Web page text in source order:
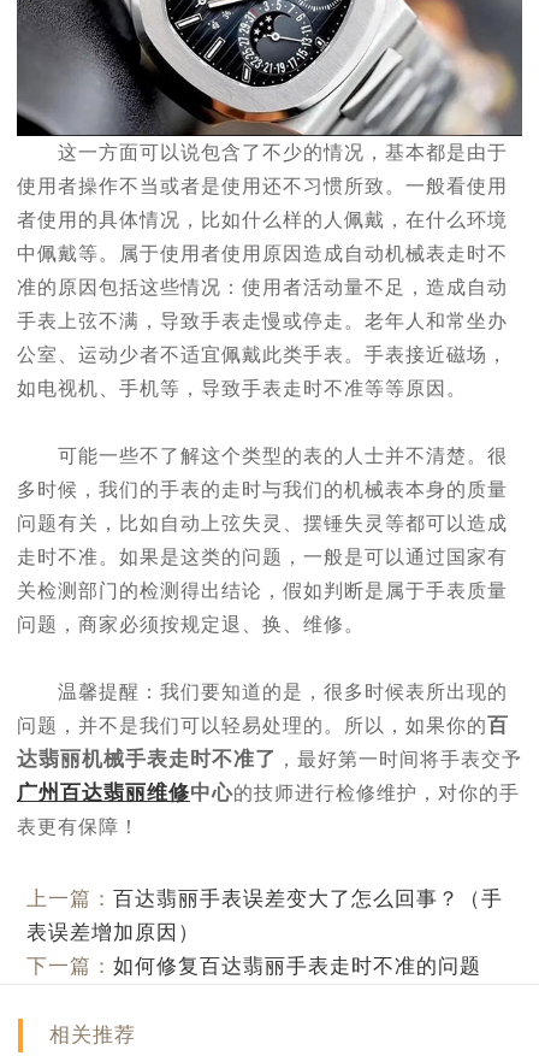
这一方面可以说包含了不少的情况，基本都是由于
使用者操作不当或者是使用还不习惯所致。一般看使用
者使用的具体情况，比如什么样的人佩戴，在什么环境
中佩戴等。属于使用者使用原因造成自动机械表走时不
准的原因包括这些情况：使用者活动量不足，造成自动
手表上弦不满，导致手表走慢或停走。老年人和常坐办
公室、运动少者不适宜佩戴此类手表。手表接近磁场，
如电视机、手机等，导致手表走时不准等等原因。
可能一些不了解这个类型的表的人士并不清楚。很
多时候，我们的手表的走时与我们的机械表本身的质量
问题有关，比如自动上弦失灵、摆锤失灵等都可以造成
走时不准。如果是这类的问题，一般是可以通过国家有
关检测部门的检测得出结论，假如判断是属于手表质量
问题，商家必须按规定退、换、维修。
温馨提醒：我们要知道的是，很多时候表所出现的
问题，并不是我们可以轻易处理的。所以，如果你的 百
达翡丽机械手表走时不准了 ，最好第一时间将手表交予
广州百达翡丽维修中心的技师进行检修维护，对你的手
表更有保障！
上一篇：百达翡丽手表误差变大了怎么回事？（手
表误差增加原因）
下一篇：如何修复百达翡丽手表走时不准的问题
相关推荐